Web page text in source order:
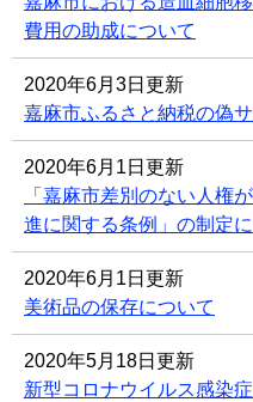
費用の助成について
2020年6月3日更新
嘉麻市ふるさと納税の偽
2020年6月1日更新
「嘉麻市差別のない人権
進に関する条例」の制定
2020年6月1日更新
美術品の保存について
2020年5月18日更新
新型コロナウイルス感染